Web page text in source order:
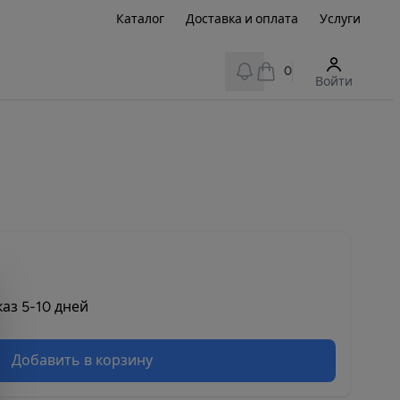
Каталог Доставка и оплата Услуги
View notifications
0
Войти
5-10 дней
Добавить в корзину